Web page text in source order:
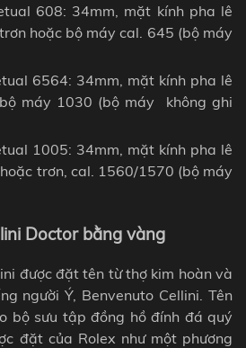
608: 34mm, mặt kính pha lê
hoặc bộ máy cal. 645 (bộ máy
6564: 34mm, mặt kính pha lê
máy 1030 (bộ máy không ghi
1005: 34mm, mặt kính pha lê
trơn, cal. 1560/1570 (bộ máy
Doctor bằng vàng
được đặt tên từ thợ kim hoàn và
người Ý, Benvenuto Cellini. Tên
bộ sưu tập đồng hồ đính đá quý
đặt của Rolex như một phương